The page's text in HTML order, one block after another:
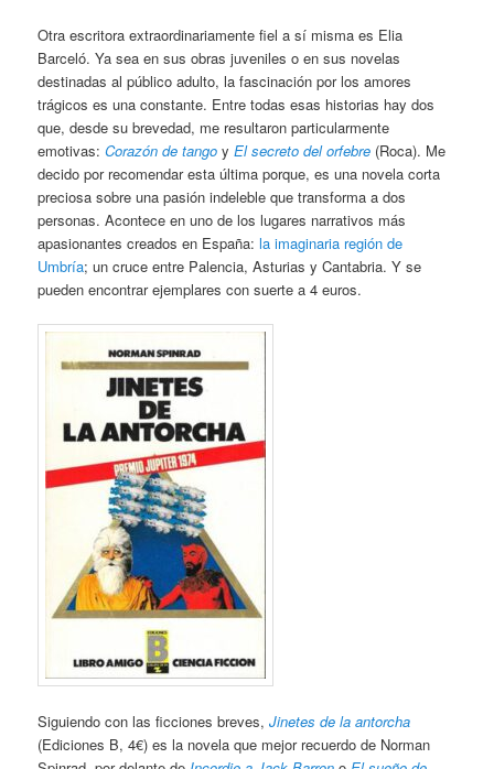
Otra escritora extraordinariamente fiel a sí misma es Elia
Barceló. Ya sea en sus obras juveniles o en sus novelas
destinadas al público adulto, la fascinación por los amores
trágicos es una constante. Entre todas esas historias hay dos
que, desde su brevedad, me resultaron particularmente
emotivas:Corazón de tango yEl secreto del orfebre (Roca). Me
decido por recomendar esta última porque, es una novela corta
preciosa sobre una pasión indeleble que transforma a dos
personas. Acontece en uno de los lugares narrativos más
apasionantes creados en España:la imaginaria región de
Umbría; un cruce entre Palencia, Asturias y Cantabria. Y se
pueden encontrar ejemplares con suerte a 4 euros.
Siguiendo con las ficciones breves,Jinetes de la antorcha
(Ediciones B, 4€) es la novela que mejor recuerdo de Norman